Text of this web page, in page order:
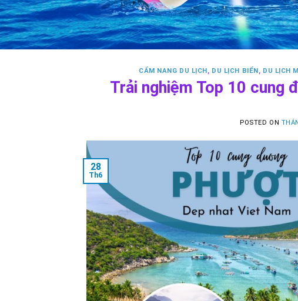
CẨM NANG DU LỊCH, DU LỊCH BIỂN, DU LỊCH
Trải nghiệm Top 10 cung
POSTED ON
28
Th6